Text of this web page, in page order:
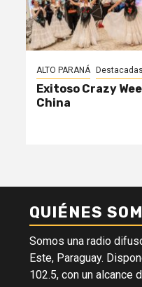
ALTO PARANÁ Destacadas
Exitoso Crazy
China
QUIÉNES
Somos una radio
Este, Paraguay.
102.5, con un alcance